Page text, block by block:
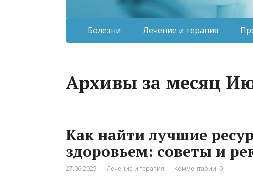
Болезни Лечение и терапия
Архивы за месяц
Как найти лучшие
здоровьем: советы и
27.06.2025 Лечение и терапия Комментарии: 0